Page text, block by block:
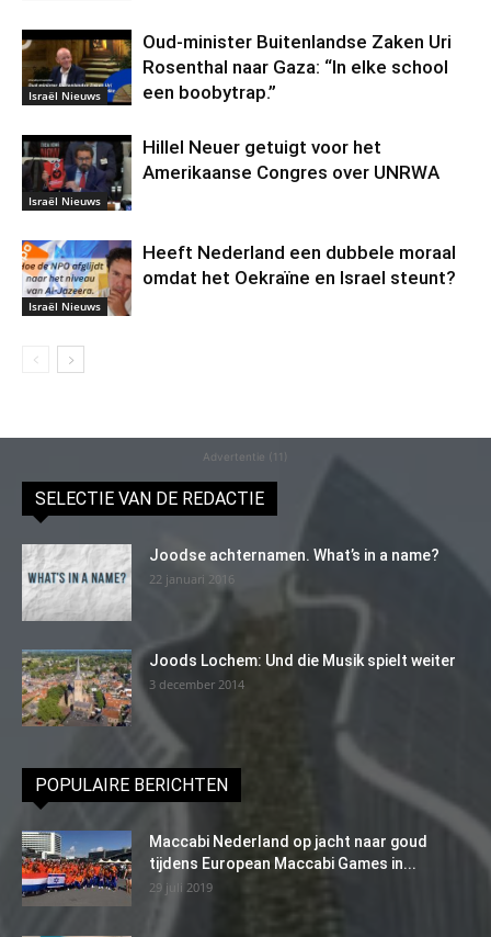
Israël Nieuws
Oud-minister Buitenlandse Zaken Uri
Rosenthal naar Gaza: “In elke school
een boobytrap.”
Israël Nieuws
Hillel Neuer getuigt voor het
Amerikaanse Congres over UNRWA
Israël Nieuws
Heeft Nederland een dubbele moraal
omdat het Oekraïne en Israel steunt?
Advertentie (11)
SELECTIE VAN DE REDACTIE
Joodse achternamen. What’s in a name?
22 januari 2016
Joods Lochem: Und die Musik spielt weiter
3 december 2014
POPULAIRE BERICHTEN
Maccabi Nederland op jacht naar goud
tijdens European Maccabi Games in...
29 juli 2019